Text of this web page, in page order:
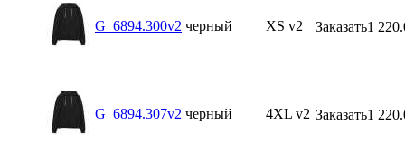
G_6894.300v2 черный XS v2 Заказать1
G_6894.307v2 черный 4XL v2 Заказать1